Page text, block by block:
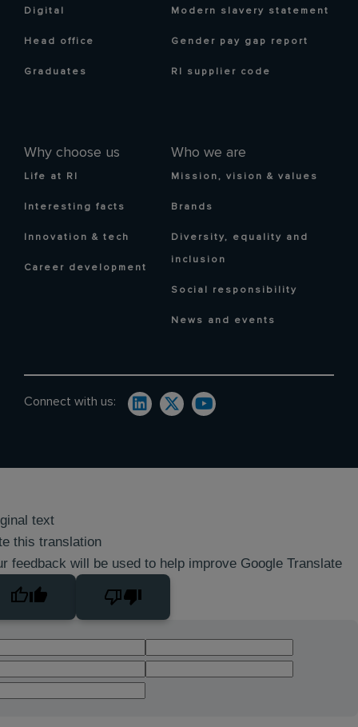
Digital
Head office
Graduates
Why choose us
Life at RI
Interesting facts
Innovation & tech
Career development
Who we are
Mission, vision & values
Brands
Diversity, equality and
inclusion
Social responsibility
News and events
Modern slavery statement
Gender pay gap report
RI supplier code
Connect with us:
text
this translation
feedback will be used to help improve Google Translate